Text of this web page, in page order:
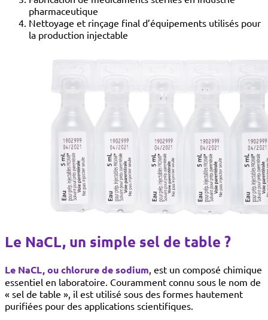
pharmaceutique
Nettoyage et rinçage final d’équipements utilisés pour
la production injectable
Le NaCL, un simple sel de table ?
Le NaCL, ou chlorure de sodium , est un composé chimique
essentiel en laboratoire. Couramment connu sous le nom de
« sel de table », il est utilisé sous des formes hautement
purifiées pour des applications scientifiques.